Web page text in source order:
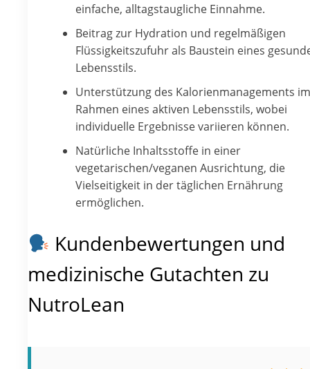
einfache, alltagstaugliche Einnahme.
Beitrag zur Hydration und regelmäßigen
Flüssigkeitszufuhr als Baustein eines
Lebensstils.
Unterstützung des Kalorienmanagements im
Rahmen eines aktiven Lebensstils, wobei
individuelle Ergebnisse variieren können.
Natürliche Inhaltsstoffe in einer
vegetarischen/veganen Ausrichtung, die
Vielseitigkeit in der täglichen Ernährung
ermöglichen.
Kundenbewertungen und
medizinische Gutachten zu
NutroLean